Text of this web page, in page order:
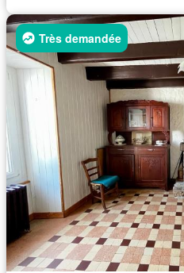
Très demandée